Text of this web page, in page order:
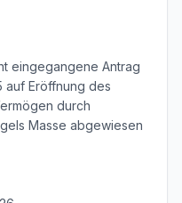
eingegangene Antrag
auf Eröffnung des
durch
Masse abgewiesen